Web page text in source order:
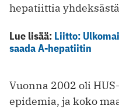
hepatiittia
Lue lisää: Liitto:
saada A-hepatiitin
Vuonna 2002 oli
epidemia, ja koko